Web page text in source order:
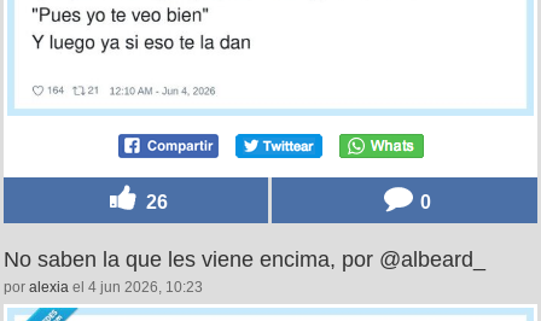
26 0
No saben la que les viene encima, por @albeard_
por alexia el 4 jun 2026, 10:23